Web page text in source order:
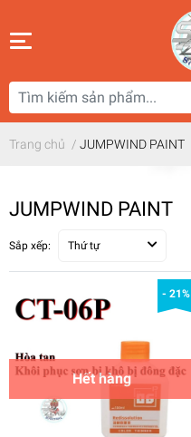
Trang chủ / JUMPWIND PAINT
JUMPWIND PAINT
Sắp xếp: Thứ tự
- 21%
Hết hàng